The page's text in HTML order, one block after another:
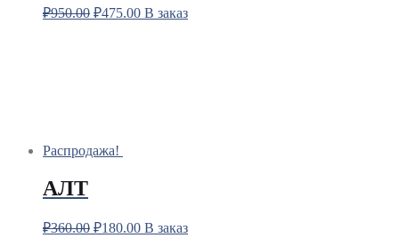
₽950.00 ₽475.00 В заказ
Распродажа!
АЛТ
₽360.00 ₽180.00 В заказ